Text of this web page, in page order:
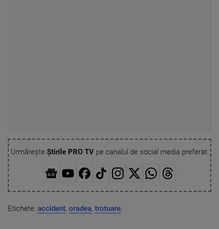
Urmărește Știrile PRO TVpe canalul de social media preferat:
Etichete: accident, oradea, trotuare,